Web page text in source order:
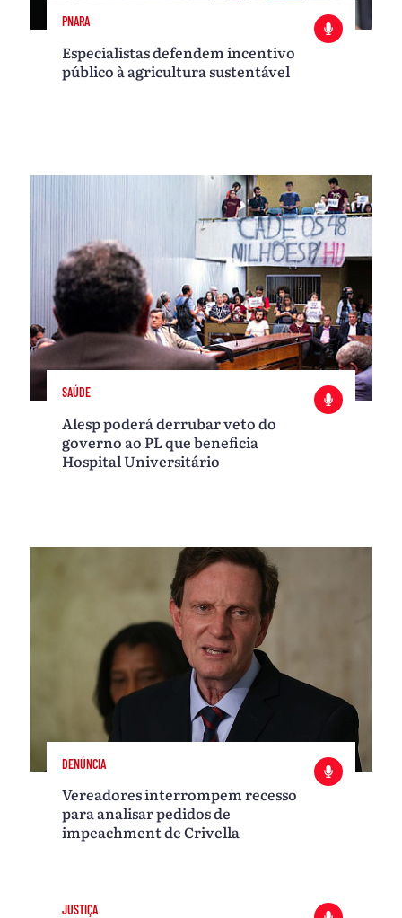
PNARA
Especialistas defendem incentivo
público à agricultura sustentável
SAÚDE
Alesp poderá derrubar veto do
governo ao PL que beneficia
Hospital Universitário
DENÚNCIA
Vereadores interrompem recesso
para analisar pedidos de
impeachment de Crivella
JUSTIÇA